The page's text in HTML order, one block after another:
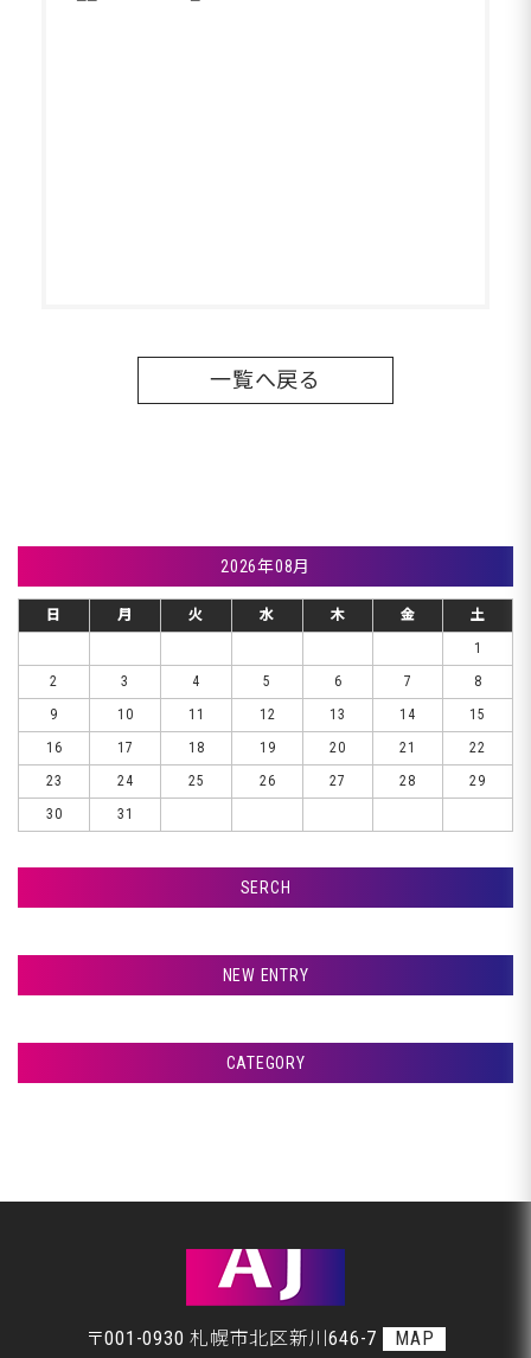
一覧へ戻る
2026年08月
日 月 火 水 木 金
土
1
2
3 4 5 6 7
8
9
10 11 12 13 14
15
16
17 18 19 20 21
22
23
24 25 26 27 28
29
30
31
SERCH
NEW ENTRY
室蘭市Ｇ様ランクル、仕上げ磨き完了です♪
室蘭市Ｇ様ランクル、塗装完了です♪
CATEGORY
美装
〒001-0930 札幌市北区新川646-7 MAP